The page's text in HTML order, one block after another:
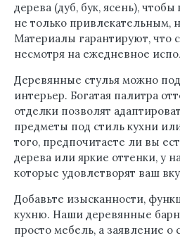
дерева (дуб, бук, ясень),
не только привлекательным,
Материалы гарантируют, что
несмотря на ежедневное
Деревянные стулья можно
интерьер. Богатая палитра
отделки позволят
предметы под стиль кухни
того, предпочитаете ли вы
дерева или яркие оттенки, у
которые удовлетворят ваш
Добавьте изысканности,
кухню. Наши деревянные
просто мебель, а заявление